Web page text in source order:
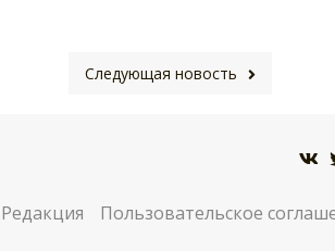
Следующая новость
Редакция Пользовательское